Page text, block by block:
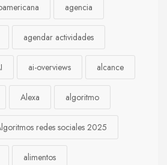
agencia
agendar actividades
ai-overviews alcance
Alexa algoritmo
redes sociales 2025
alimentos